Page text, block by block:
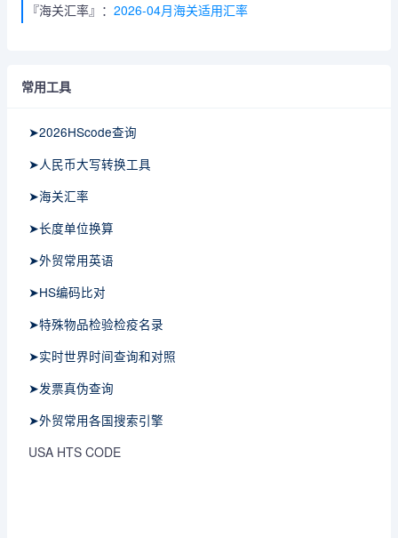
『海关汇率』： 2026-04月海关适用汇率
常用工具
➤2026HScode查询
➤人民币大写转换工具
➤海关汇率
➤长度单位换算
➤外贸常用英语
➤HS编码比对
➤特殊物品检验检疫名录
➤实时世界时间查询和对照
➤发票真伪查询
➤外贸常用各国搜索引擎
USA HTS CODE